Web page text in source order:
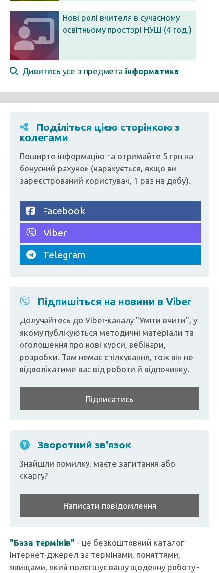
Нові ролі вчителя в сучасному
освітньому просторі НУШ (4 год.)
Дивитись усе з предмета інформатика
Поділіться цією сторінкою з
колегами
Поширте інформацію та отримайте 5 грн на
бонусний рахунок (нарахується, якщо ви
зареєстрований користувач, 1 раз на добу).
Facebook
Viber
Telegram
Підпишіться на новини в Viber
Долучайтесь до Viber-каналу "Уміти вчити", у
якому публікуються методичні матеріали та
оголошення про нові курси, вебінари,
розробки. Там немає спілкування, тож він не
відволікатиме вас від роботи й відпочинку.
Підписатись
Зворотний зв'язок
Знайшли помилку, маєте запитання або
скаргу?
Написати повідомлення
"База термінів" - це безкоштовний каталог
Інтернет-джерел за термінами, поняттями,
явищами, який полегшує вашу щоденну роботу -